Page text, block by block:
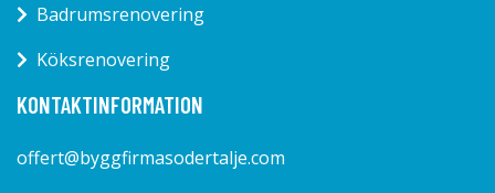
Badrumsrenovering
Köksrenovering
KONTAKTINFORMATION
offert@byggfirmasodertalje.com